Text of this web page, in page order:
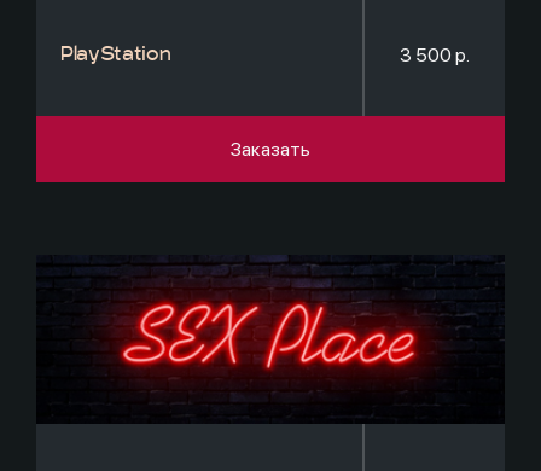
PlayStation 3 500 р.
Заказать